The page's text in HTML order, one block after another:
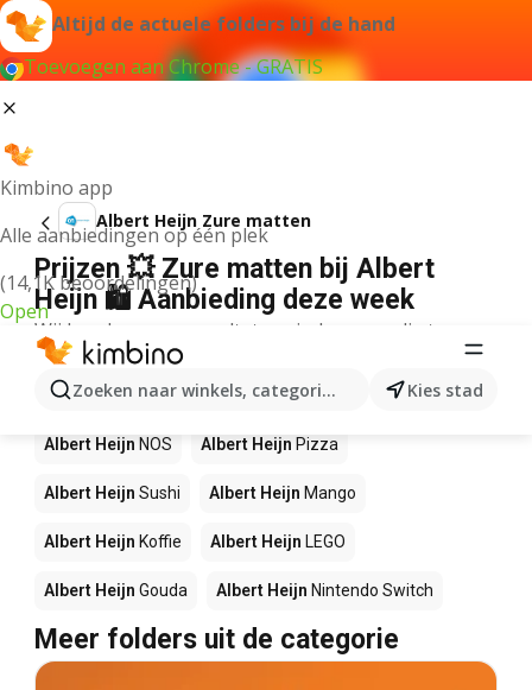
Altijd de actuele folders bij de hand
Toevoegen aan Chrome - GRATIS
Kimbino app
Alle aanbiedingen op één plek
(14,1K beoordelingen)
Open
Zoeken naar winkels, categorieën, producten...
Kies stad
Albert Heijn Zure matten
Prijzen 💥 Zure matten bij Albert
Heijn 🛍️ Aanbieding deze week
Wij konden geen resultaten vinden voor die term.
Andere producten in winkels Albert
Heijn
Albert Heijn NOS Albert Heijn Pizza
Albert Heijn Sushi Albert Heijn Mango
Albert Heijn Koffie Albert Heijn LEGO
Albert Heijn Gouda Albert Heijn Nintendo Switch
Meer folders uit de categorie